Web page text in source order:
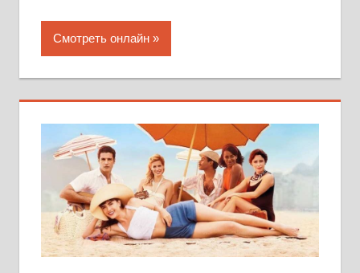
Смотреть онлайн